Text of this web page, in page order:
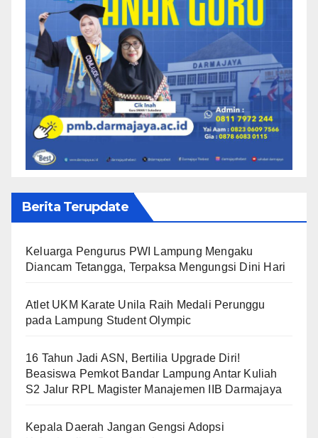
Berita Terupdate
Keluarga Pengurus PWI Lampung Mengaku
Diancam Tetangga, Terpaksa Mengungsi Dini Hari
Atlet UKM Karate Unila Raih Medali Perunggu
pada Lampung Student Olympic
16 Tahun Jadi ASN, Bertilia Upgrade Diri!
Beasiswa Pemkot Bandar Lampung Antar Kuliah
S2 Jalur RPL Magister Manajemen IIB Darmajaya
Kepala Daerah Jangan Gengsi Adopsi